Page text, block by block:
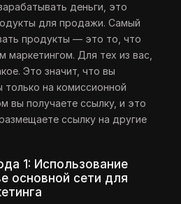
деньги, это
для продажи. Самый
продукты — это то, что
маркетингом. Для тех из вас,
Это значит, что вы
на комиссионной
вы получаете ссылку, и это
ссылку на другие
1: Использование
основной сети для